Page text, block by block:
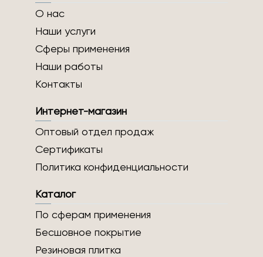
О нас
Наши услуги
Сферы применения
Наши работы
Контакты
Интернет-магазин
Оптовый отдел продаж
Сертификаты
Политика конфиденциальности
Каталог
По сферам применения
Бесшовное покрытие
Резиновая плитка